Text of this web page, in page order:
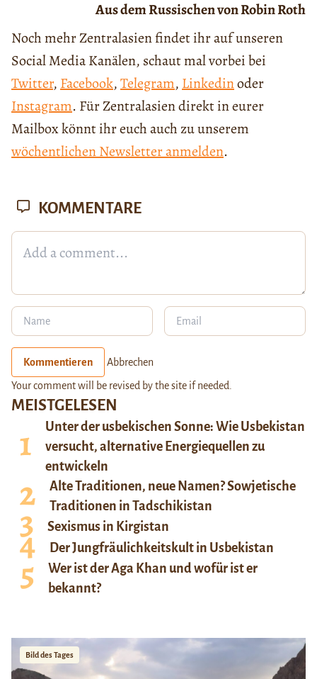
Aus dem Russischen von Robin Roth
Noch mehr Zentralasien findet ihr auf unseren
Social Media Kanälen, schaut mal vorbei bei
Twitter, Facebook,Telegram, Linkedinoder
Instagram. Für Zentralasien direkt in eurer
Mailbox könnt ihr euch auch zu unserem
wöchentlichen Newsletter anmelden.
MEISTGELESEN
Unter der usbekischen Sonne: Wie Usbekistan
versucht, alternative Energiequellen zu
entwickeln
Alte Traditionen, neue Namen? Sowjetische
Traditionen in Tadschikistan
Sexismus in Kirgistan
Der Jungfräulichkeitskult in Usbekistan
Wer ist der Aga Khan und wofür ist er
bekannt?
Bild des Tages
KOMMENTARE
Kommentieren Abbrechen
Your comment will be revised by the site if needed.